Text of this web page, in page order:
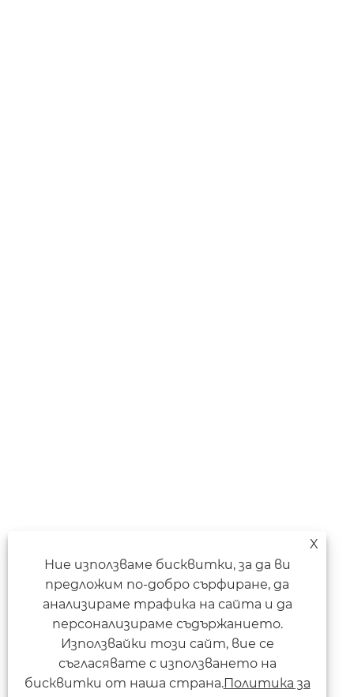
X
Ние използваме бисквитки, за да ви
предложим по-добро сърфиране, да
анализираме трафика на сайта и да
персонализираме съдържанието.
Използвайки този сайт, вие се
съгласявате с използването на
бисквитки от наша страна.Политика за